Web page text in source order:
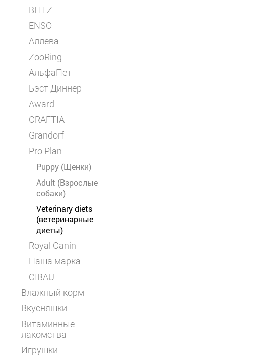
BLITZ
ENSO
Аллева
ZooRing
АльфаПет
Бэст Диннер
Award
CRAFTIA
Grandorf
Pro Plan
Puppy (Щенки)
Adult (Взрослые
собаки)
Veterinary diets
(ветеринарные
диеты)
Royal Canin
Наша марка
CIBAU
Влажный корм
Вкусняшки
Витаминные
лакомства
Игрушки